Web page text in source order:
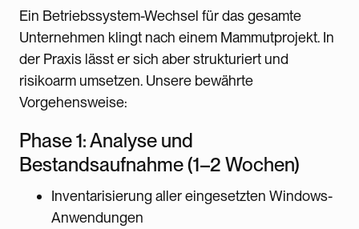
Ein Betriebssystem-Wechsel für das gesamte
Unternehmen klingt nach einem Mammutprojekt. In
der Praxis lässt er sich aber strukturiert und
risikoarm umsetzen. Unsere bewährte
Vorgehensweise:
Phase 1: Analyse und
Bestandsaufnahme (1–2 Wochen)
Inventarisierung aller eingesetzten Windows-
Anwendungen